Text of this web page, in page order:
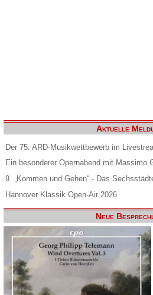
Aktuelle
Der 75. ARD-Musikwettbewerb im
Ein besonderer Opernabend mit Massimo
9. „Kommen und Gehen“ - Das
Hannover Klassik Open-Air 2026
Neue